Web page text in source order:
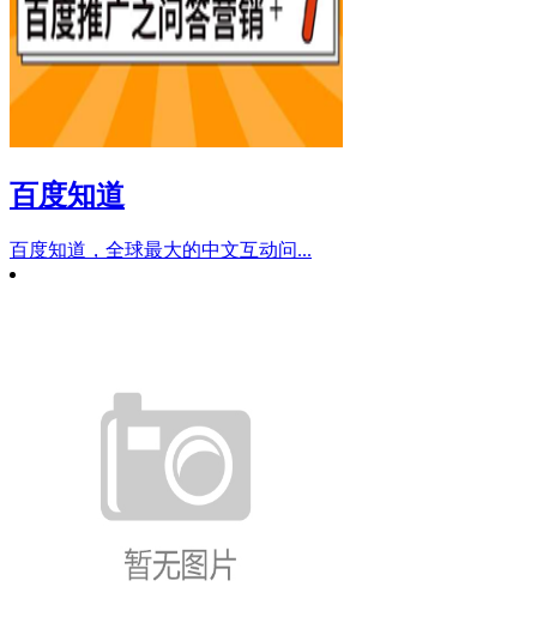
百度知道
百度知道，全球最大的中文互动问...